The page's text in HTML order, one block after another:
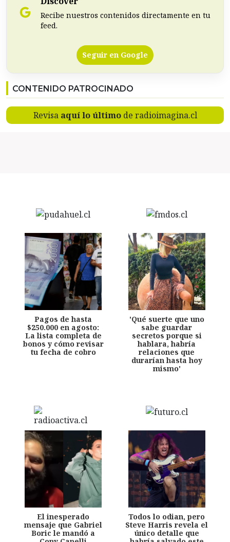
Recibe nuestros contenidos directamente en tu
feed.
Seguir en Google
CONTENIDO PATROCINADO
Revisa aquí lo últimode radioimagina.cl
Pagos de hasta
$250.000 en agosto:
La lista completa de
bonos y cómo revisar
tu fecha de cobro
'Qué suerte que uno
sabe guardar
secretos porque si
hablara, habría
relaciones que
durarían hasta hoy
mismo'
El inesperado
mensaje que Gabriel
Boric le mandó a
Todos lo odian, pero
Steve Harris revela el
único detalle que